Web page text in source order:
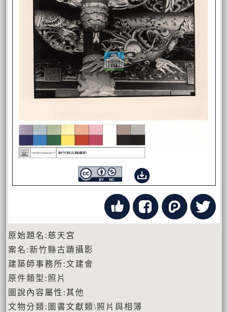
原始題名:慈天宮
案名:新竹縣古蹟攝影
建築師事務所:文建會
原件類型:照片
圖說內容屬性:其他
文物分類:圖書文獻類\照片與相簿